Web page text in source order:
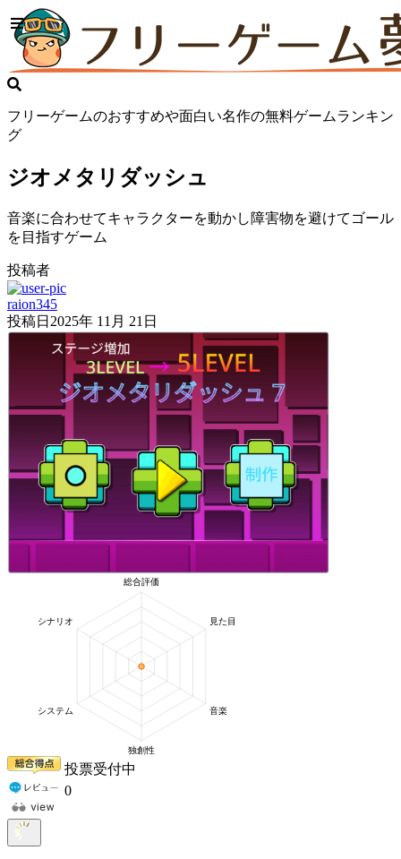
フリーゲームのおすすめや面白い名作の無料ゲームランキン
グ
ジオメタリダッシュ
音楽に合わせてキャラクターを動かし障害物を避けてゴール
を目指すゲーム
投稿者
raion345
投稿日 2025年 11月 21日
投票受付中
0